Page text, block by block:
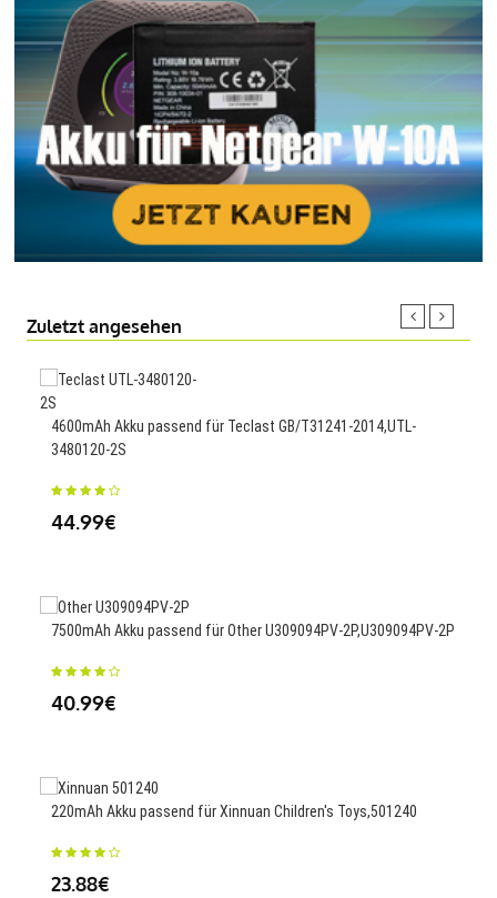
Zuletzt angesehen
4600mAh Akku passend für Teclast GB/T31241-2014,UTL-
3480120-2S
44.99€
7500mAh Akku passend für Other U309094PV-2P,U309094PV-2P
40.99€
220mAh Akku passend für Xinnuan Children's Toys,501240
23.88€